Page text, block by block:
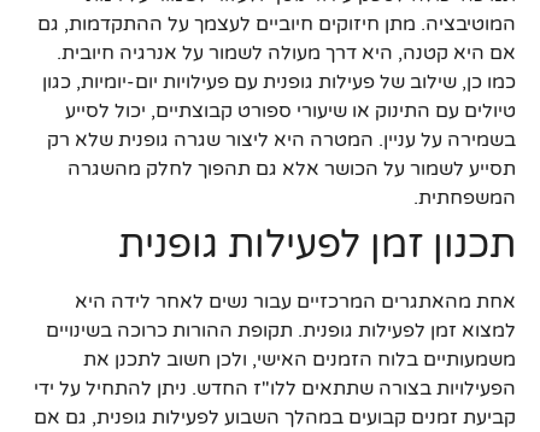
המוטיבציה. מתן חיזוקים חיוביים לעצמך על ההתקדמות, גם
אם היא קטנה, היא דרך מעולה לשמור על אנרגיה חיובית.
כמו כן, שילוב של פעילות גופנית עם פעילויות יום-יומיות, כגון
טיולים עם התינוק או שיעורי ספורט קבוצתיים, יכול לסייע
בשמירה על עניין. המטרה היא ליצור שגרה גופנית שלא רק
תסייע לשמור על הכושר אלא גם תהפוך לחלק מהשגרה
המשפחתית.
תכנון זמן לפעילות גופנית
אחת מהאתגרים המרכזיים עבור נשים לאחר לידה היא
למצוא זמן לפעילות גופנית. תקופת ההורות כרוכה בשינויים
משמעותיים בלוח הזמנים האישי, ולכן חשוב לתכנן את
הפעילויות בצורה שתתאים ללו"ז החדש. ניתן להתחיל על ידי
קביעת זמנים קבועים במהלך השבוע לפעילות גופנית, גם אם